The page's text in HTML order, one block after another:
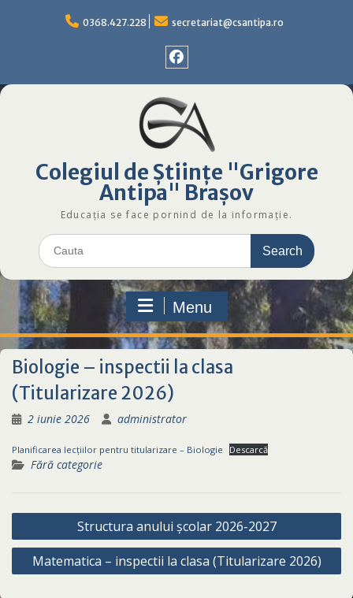
0368.427.228 secretariat@csantipa.ro
de
Științe
Grigore
Antipa
Brașov
Colegiul de Științe "Grigore
Antipa" Brașov
Educația se face pornind de la informație.
Search
for:
Menu
Biologie – inspectii la clasa
(Titularizare 2026)
2 iunie 2026 administrator
Planificarea lecțiilor pentru titularizare – Biologie Descarcă
Fără categorie
Navigare
în
articole
Structura anului școlar 2026-2027
Matematica – inspectii la clasa (Titularizare 2026)